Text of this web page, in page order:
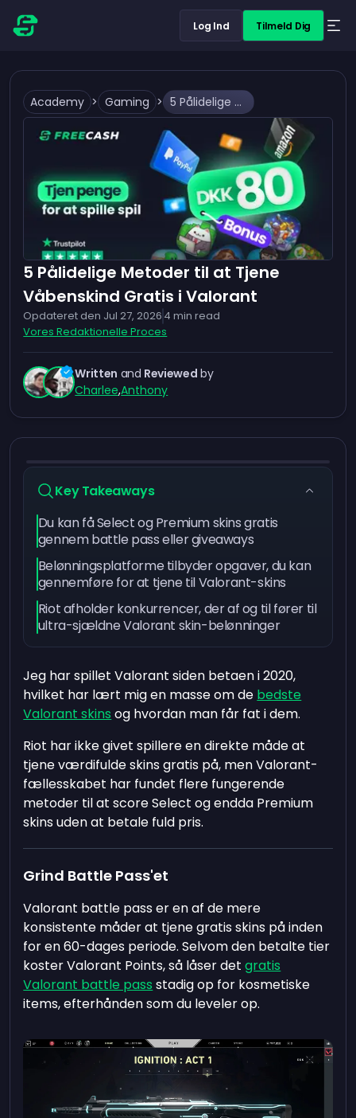
Log Ind Tilmeld Dig
Academy > Gaming > 5 Pålidelige Metoder til at Tjene Våbenskind Gratis i Valorant
5 Pålidelige Metoder til at Tjene
Våbenskind Gratis i Valorant
Opdateret den Jul 27, 2026 4 min read
Vores Redaktionelle Proces
Written and Reviewed by
Charlee,Anthony
Key Takeaways
Du kan få Select og Premium skins gratis
gennem battle pass eller giveaways
Belønningsplatforme tilbyder opgaver, du kan
gennemføre for at tjene til Valorant-skins
Riot afholder konkurrencer, der af og til fører til
ultra-sjældne Valorant skin-belønninger
Jeg har spillet Valorant siden betaen i 2020,
hvilket har lært mig en masse om de bedste
Valorant skins og hvordan man får fat i dem.
Riot har ikke givet spillere en direkte måde at
tjene værdifulde skins gratis på, men Valorant-
fællesskabet har fundet flere fungerende
metoder til at score Select og endda Premium
skins uden at betale fuld pris.
Grind Battle Pass'et
Valorant battle pass er en af de mere
konsistente måder at tjene gratis skins på inden
for en 60-dages periode. Selvom den betalte tier
koster Valorant Points, så låser detgratis
Valorant battle pass stadig op for kosmetiske
items, efterhånden som du leveler op.